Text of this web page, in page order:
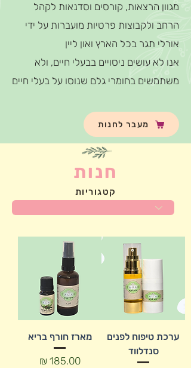
מגוון הרצאות, קורסים וסדנאות לקהל
הרחב ולקבוצות פרטיות מועברות על ידי
אורלי תגר בכל הארץ ואון ליין
אנו לא עושים ניסויים בבעלי חיים, ולא
משתמשים בחומרי גלם שנוסו על בעלי חיים
מעבר לחנות
חנות
קטגוריות
ערכת טיפוח לפנים
סנדלווד
מארז חורף בריא
מחיר‏185.00 ‏₪